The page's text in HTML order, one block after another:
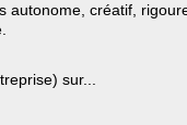
autonome, créatif,
sur...